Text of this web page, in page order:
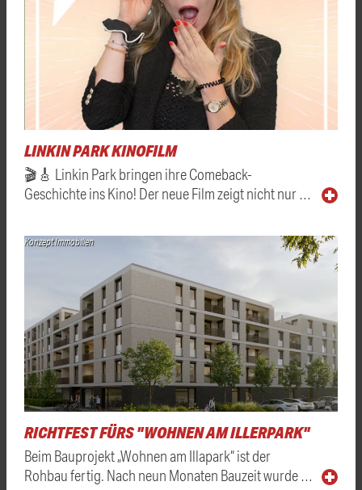
LINKIN PARK KINOFILM
🎬🎸 Linkin Park bringen ihre Comeback-
Geschichte ins Kino! Der neue Film zeigt nicht nur …
Konzept Immobilien
RICHTFEST FÜRS "WOHNEN AM ILLERPARK"
Beim Bauprojekt „Wohnen am Illapark“ ist der
Rohbau fertig. Nach neun Monaten Bauzeit wurde …